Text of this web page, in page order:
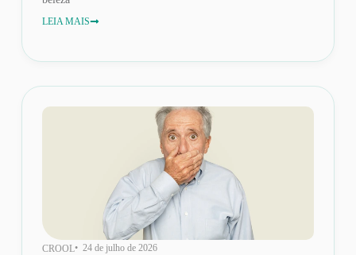
LEIA MAIS
CROOL• 24 de julho de 2026